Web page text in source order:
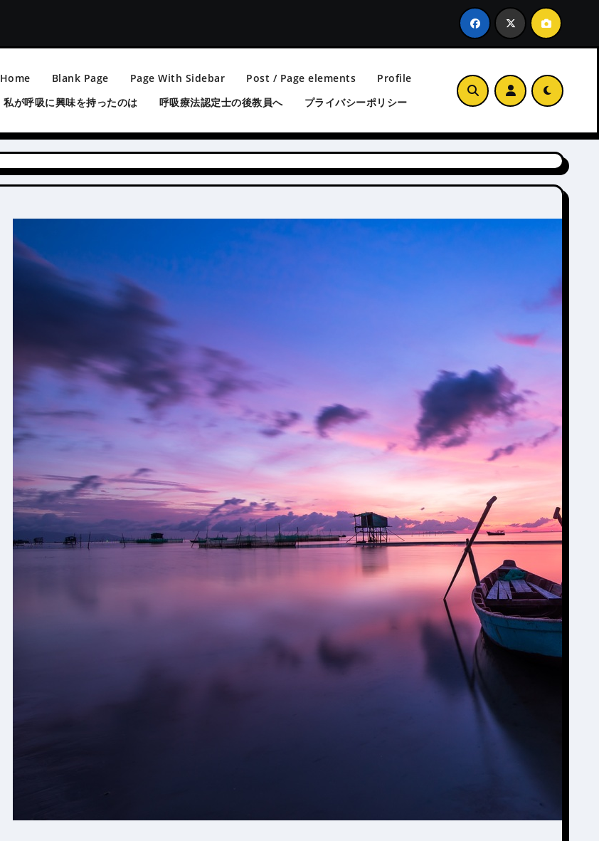
Home Blank Page Page With Sidebar Post / Page elements
Profile
私が呼吸に興味を持ったのは
呼吸療法認定士の後教員へ プライバシーポリシー